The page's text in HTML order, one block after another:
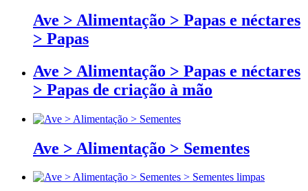
Ave > Alimentação > Papas e néctares
> Papas
Ave > Alimentação > Papas e néctares
> Papas de criação à mão
Ave > Alimentação > Sementes